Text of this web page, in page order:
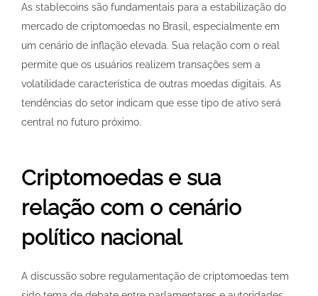
As stablecoins são fundamentais para a estabilização do
mercado de criptomoedas no Brasil, especialmente em
um cenário de inflação elevada. Sua relação com o real
permite que os usuários realizem transações sem a
volatilidade característica de outras moedas digitais. As
tendências do setor indicam que esse tipo de ativo será
central no futuro próximo.
Criptomoedas e sua
relação com o cenário
político nacional
A discussão sobre regulamentação de criptomoedas tem